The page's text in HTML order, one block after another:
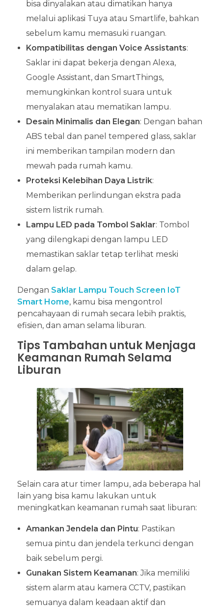
bisa dinyalakan atau dimatikan hanya
melalui aplikasi Tuya atau Smartlife, bahkan
sebelum kamu memasuki ruangan.
Kompatibilitas dengan Voice Assistants:
Saklar ini dapat bekerja dengan Alexa,
Google Assistant, dan SmartThings,
memungkinkan kontrol suara untuk
menyalakan atau mematikan lampu.
Desain Minimalis dan Elegan: Dengan bahan
ABS tebal dan panel tempered glass, saklar
ini memberikan tampilan modern dan
mewah pada rumah kamu.
Proteksi Kelebihan Daya Listrik:
Memberikan perlindungan ekstra pada
sistem listrik rumah.
Lampu LED pada Tombol Saklar: Tombol
yang dilengkapi dengan lampu LED
memastikan saklar tetap terlihat meski
dalam gelap.
Dengan Saklar Lampu Touch Screen IoT
Smart Home, kamu bisa mengontrol
pencahayaan di rumah secara lebih praktis,
efisien, dan aman selama liburan.
Tips Tambahan untuk Menjaga
Keamanan Rumah Selama
Liburan
Selain cara atur timer lampu, ada beberapa hal
lain yang bisa kamu lakukan untuk
meningkatkan keamanan rumah saat liburan:
Amankan Jendela dan Pintu: Pastikan
semua pintu dan jendela terkunci dengan
baik sebelum pergi.
Gunakan Sistem Keamanan: Jika memiliki
sistem alarm atau kamera CCTV, pastikan
semuanya dalam keadaan aktif dan